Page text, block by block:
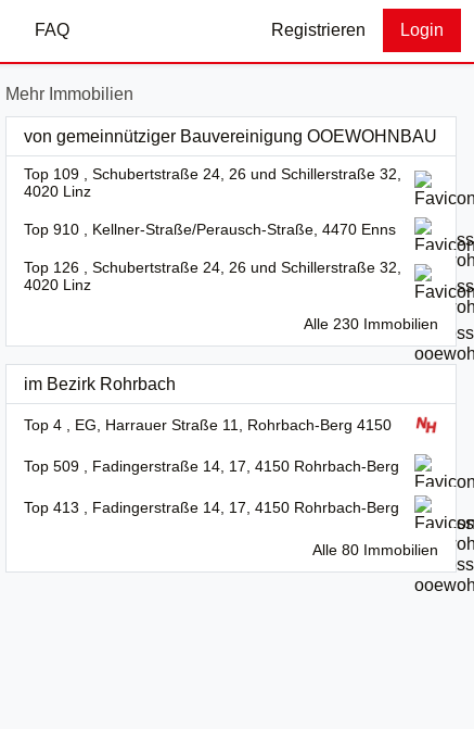
FAQ Registrieren Login
Mehr Immobilien
von gemeinnütziger Bauvereinigung OOEWOHNBAU
Top 109 , Schubertstraße 24, 26 und Schillerstraße 32,
4020 Linz
Top 910 , Kellner-Straße/Perausch-Straße, 4470 Enns
Top 126 , Schubertstraße 24, 26 und Schillerstraße 32,
4020 Linz
Alle 230 Immobilien
im Bezirk Rohrbach
Top 4 , EG, Harrauer Straße 11, Rohrbach-Berg 4150
Top 509 , Fadingerstraße 14, 17, 4150 Rohrbach-Berg
Top 413 , Fadingerstraße 14, 17, 4150 Rohrbach-Berg
Alle 80 Immobilien